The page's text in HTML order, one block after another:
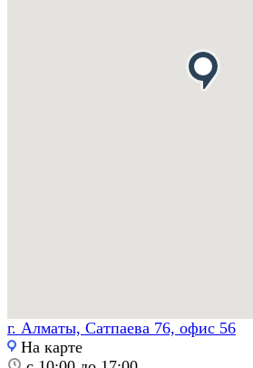
г. Алматы, Сатпаева 76, офис 56
На карте